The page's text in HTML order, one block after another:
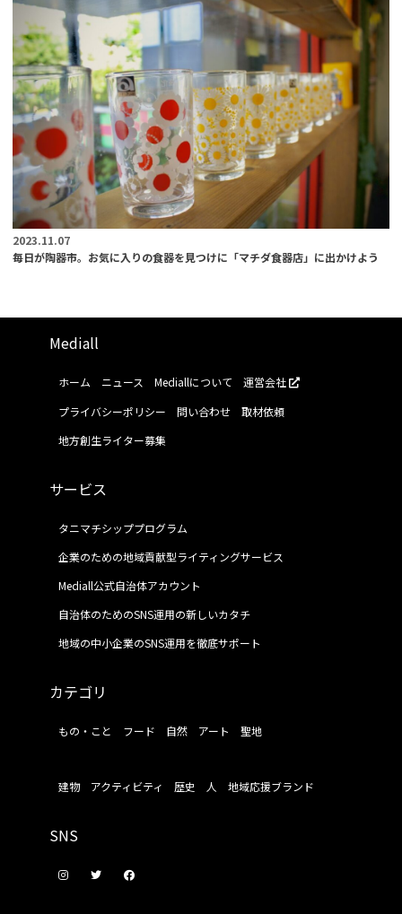
2023.11.07
毎日が陶器市。お気に入りの食器を見つけに「マチダ食器店」に出かけよう
Mediall
ホーム ニュース Mediallについて
運営会社
プライバシーポリシー
問い合わせ
取材依頼
地方創生ライター募集
サービス
タニマチシッププログラム
企業のための地域貢献型ライティングサービス
Mediall公式自治体アカウント
自治体のためのSNS運用の新しいカタチ
地域の中小企業のSNS運用を徹底サポート
カテゴリ
もの・こと フード 自然 アート 聖地
建物 アクティビティ 歴史 人 地域応援ブランド
SNS